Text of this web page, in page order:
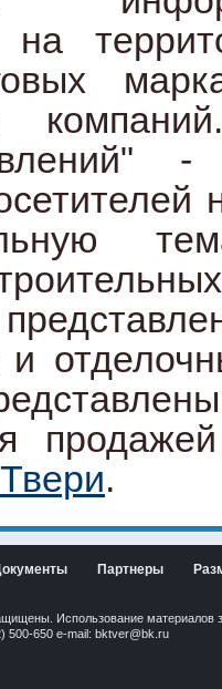
на
-
и
.
Партнеры
Использование материалов
500-650 e-mail: bktver@bk.ru